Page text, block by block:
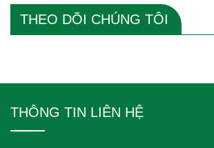
THEO DÕI CHÚNG TÔI
THÔNG TIN LIÊN HỆ